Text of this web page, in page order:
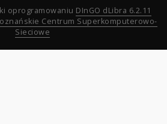
oprogramowaniu DInGO dLibra 6.2.11
Centrum Superkomputerowo-
Sieciowe